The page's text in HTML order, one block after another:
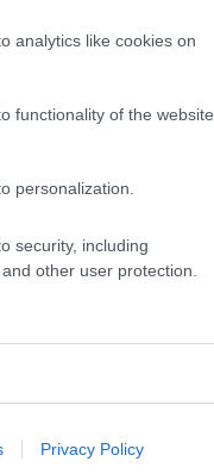
analytics like cookies on
functionality of the website
personalization.
security, including
other user protection.
Privacy Policy